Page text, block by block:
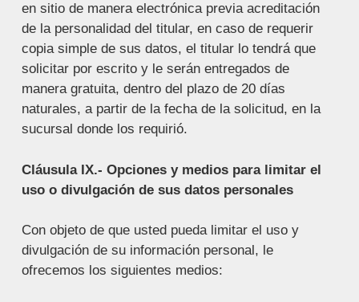
en sitio de manera electrónica previa acreditación
de la personalidad del titular, en caso de requerir
copia simple de sus datos, el titular lo tendrá que
solicitar por escrito y le serán entregados de
manera gratuita, dentro del plazo de 20 días
naturales, a partir de la fecha de la solicitud, en la
sucursal donde los requirió.
Cláusula IX.- Opciones y medios para limitar el
uso o divulgación de sus datos personales
Con objeto de que usted pueda limitar el uso y
divulgación de su información personal, le
ofrecemos los siguientes medios: